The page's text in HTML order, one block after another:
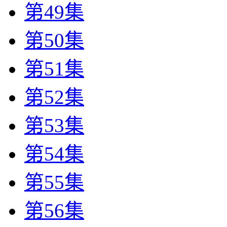
第49集
第50集
第51集
第52集
第53集
第54集
第55集
第56集